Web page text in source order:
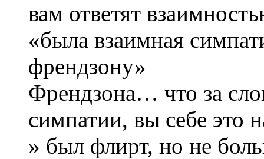
вам ответят
«была взаимная
френдзону»
Френдзона… что за
симпатии, вы себе это
» был флирт, но не